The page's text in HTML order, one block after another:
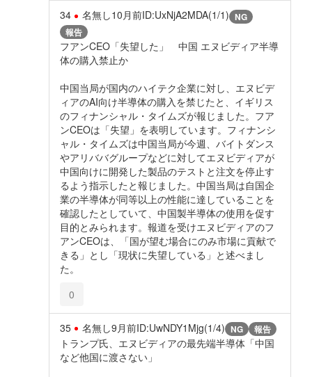
34 名無し10月前ID:UxNjA2MDA(1/1) NG
報告
フアンCEO「失望した」 中国 エヌビディア半導
体の購入禁止か
中国当局が国内のハイテク企業に対し、エヌビデ
ィアのAI向け半導体の購入を禁じたと、イギリス
のフィナンシャル・タイムズが報じました。フア
ンCEOは「失望」を表明しています。フィナンシ
ャル・タイムズは中国当局が今週、バイトダンス
やアリババグループなどに対してエヌビディアが
中国向けに開発した製品のテストと注文を停止す
るよう指示したと報じました。中国当局は自国企
業の半導体が同等以上の性能に達していることを
確認したとしていて、中国製半導体の使用を促す
目的とみられます。報道を受けエヌビディアのフ
アンCEOは、「国が望む場合にのみ市場に貢献で
きる」とし「現状に失望している」と述べまし
た。
0
35 名無し9月前ID:UwNDY1Mjg(1/4) NG 報告
トランプ氏、エヌビディアの最先端半導体「中国
など他国に渡さない」